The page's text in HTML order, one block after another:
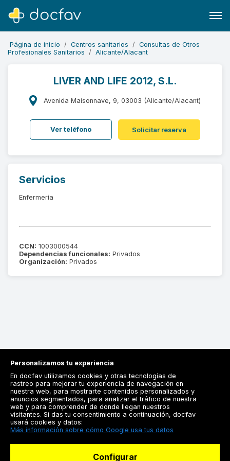
Página de inicio Centros sanitarios
Consultas de Otros
Profesionales Sanitarios
Alicante/Alacant
LIVER AND LIFE 2012, S.L.
Avenida Maisonnave, 9, 03003 (Alicante/Alacant)
Ver teléfono Solicitar reserva
Servicios
Enfermería
CCN: 1003000544
Dependencias funcionales: Privados
Organización: Privados
Registrarse
Docfav
Personalizamos tu experiencia
En docfav utilizamos cookies y otras tecnologías de
rastreo para mejorar tu experiencia de navegación en
nuestra web, para mostrarte contenidos personalizados y
anuncios segmentados, para analizar el tráfico de nuestra
web y para comprender de donde llegan nuestros
visitantes. Si das tu consentimiento a continuación, docfav
usará cookies y datos:
Más información sobre cómo Google usa tus datos
Configurar